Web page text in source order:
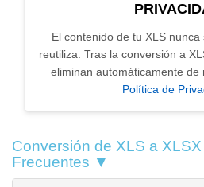
El contenido de tu XLS
reutiliza. Tras la conversión a
eliminan automáticamente de
Política de
Conversión de XLS a
Frecuentes ▼